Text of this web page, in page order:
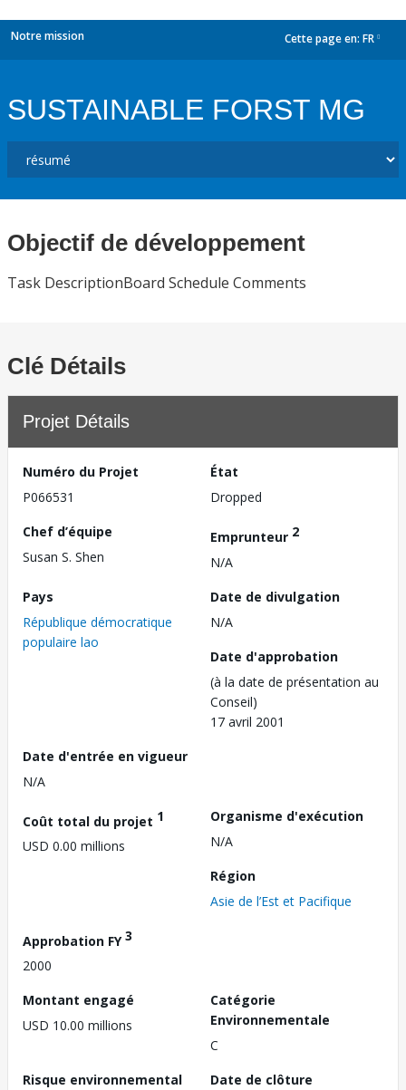
Notre mission Cette page en: FR
SUSTAINABLE FORST MG
Objectif de développement
Task DescriptionBoard Schedule Comments
Clé Détails
Projet Détails
Numéro du Projet
P066531
État
Dropped
Chef d’équipe
Susan S. Shen
Emprunteur 2
N/A
Pays
République démocratique
populaire lao
Date de divulgation
N/A
Date d'approbation
(à la date de présentation au
Conseil)
17 avril 2001
Date d'entrée en vigueur
N/A
Coût total du projet 1
USD 0.00 millions
Organisme d'exécution
N/A
Région
Asie de l’Est et Pacifique
Approbation FY3
2000
Montant engagé
USD 10.00 millions
Catégorie
Environnementale
C
Risque environnemental
Date de clôture